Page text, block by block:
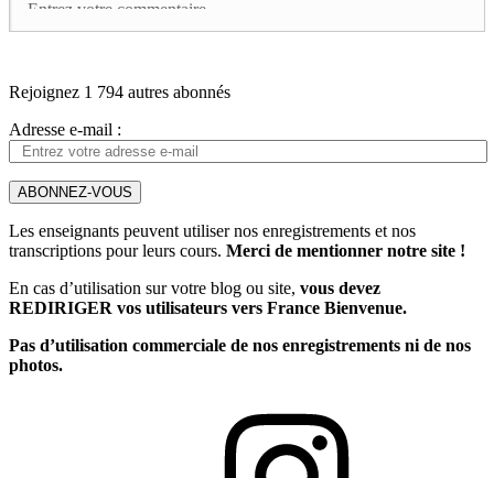
Rejoignez 1 794 autres abonnés
Adresse e-mail :
ABONNEZ-VOUS
Les enseignants peuvent utiliser nos enregistrements et nos
transcriptions pour leurs cours. Merci de mentionner notre site !
En cas d’utilisation sur votre blog ou site, vous devez
REDIRIGER vos utilisateurs vers France Bienvenue.
Pas d’utilisation commerciale de nos enregistrements ni de nos
photos.